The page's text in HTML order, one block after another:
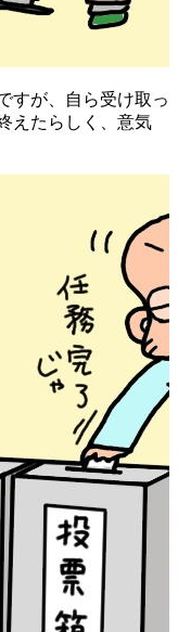
すが、自ら受け取っ
えたらしく、意気